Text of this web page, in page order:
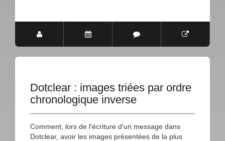
Dotclear : images triées par ordre
chronologique inverse
Comment, lors de l'écriture d'un message dans
Dotclear, avoir les images présentées de la plus